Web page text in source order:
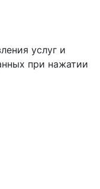
услуг и
при нажатии